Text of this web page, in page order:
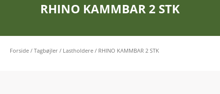
RHINO KAMMBAR 2 STK
Forside / Tagbøjler / Lastholdere / RHINO KAMMBAR 2 STK